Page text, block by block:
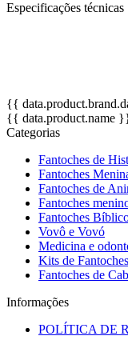
Especificações técnicas
{{
{{ data.product.name
Categorias
Fantoches de
Fantoches
Fantoches de
Fantoches
Fantoches
Vovô e Vovó
Medicina e
Kits de Fantoches
Fantoches de
Informações
POLÍTICA DE